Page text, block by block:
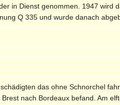
in Dienst genommen. 1947 wird
Q 335 und wurde danach
das ohne Schnorchel
nach Bordeaux befand. Am